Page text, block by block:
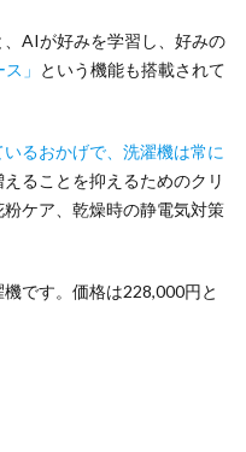
AIが好みを学習し、好みの
」 という機能も搭載されて
るおかげで、洗濯機は常に
ることを抑えるためのクリ
ケア、乾燥時の静電気対策
です。価格は228,000円と